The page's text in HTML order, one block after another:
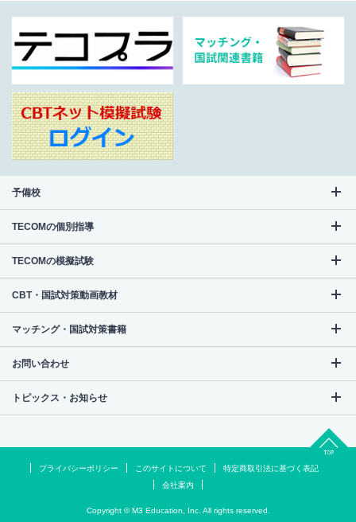
予備校
TECOMの個別指導
TECOMの模擬試験
CBT・国試対策動画教材
マッチング・国試対策書籍
お問い合わせ
トピックス・お知らせ
プライバシーポリシー このサイトについて
特定商取引法に基づく表記
会社案内
Copyright © M3 Education, Inc. All rights reserved.